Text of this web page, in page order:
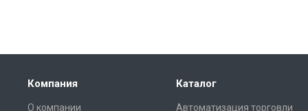
Компания
О компании
Каталог
Автоматизация торговли